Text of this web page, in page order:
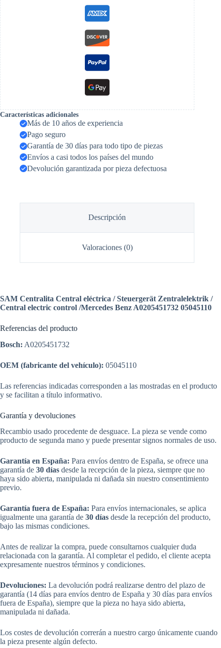
Características adicionales
Más de 10 años de experiencia
Pago seguro
Garantía de 30 días para todo tipo de piezas
Envíos a casi todos los países del mundo
Devolución garantizada por pieza defectuosa
Descripción
Valoraciones (0)
SAM Centralita Central eléctrica / Steuergerät Zentralelektrik /
Central electric control /Mercedes Benz A0205451732 05045110
Referencias del producto
Bosch: A0205451732
OEM (fabricante del vehículo): 05045110
Las referencias indicadas corresponden a las mostradas en el producto
y se facilitan a título informativo.
Garantía y devoluciones
Recambio usado procedente de desguace. La pieza se vende como
producto de segunda mano y puede presentar signos normales de uso.
Garantía en España: Para envíos dentro de España, se ofrece una
garantía de 30 días desde la recepción de la pieza, siempre que no
haya sido abierta, manipulada ni dañada sin nuestro consentimiento
previo.
Garantía fuera de España: Para envíos internacionales, se aplica
igualmente una garantía de 30 días desde la recepción del producto,
bajo las mismas condiciones.
Antes de realizar la compra, puede consultarnos cualquier duda
relacionada con la garantía. Al completar el pedido, el cliente acepta
expresamente nuestros términos y condiciones.
Devoluciones: La devolución podrá realizarse dentro del plazo de
garantía (14 días para envíos dentro de España y 30 días para envíos
fuera de España), siempre que la pieza no haya sido abierta,
manipulada ni dañada.
Los costes de devolución correrán a nuestro cargo únicamente cuando
la pieza presente algún defecto.